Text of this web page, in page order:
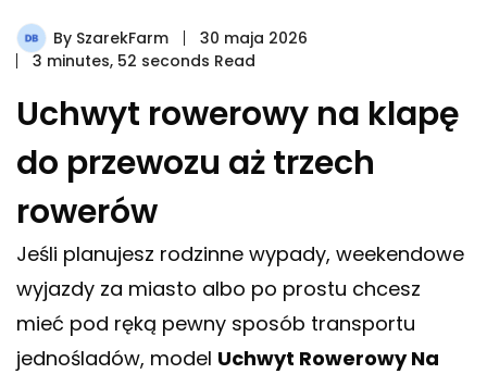
By SzarekFarm
30 maja 2026
3 minutes, 52 seconds Read
Uchwyt rowerowy na klapę
do przewozu aż trzech
rowerów
Jeśli planujesz rodzinne wypady, weekendowe
wyjazdy za miasto albo po prostu chcesz
mieć pod ręką pewny sposób transportu
jednośladów, model Uchwyt Rowerowy Na